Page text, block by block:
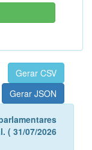
( 31/07/2026